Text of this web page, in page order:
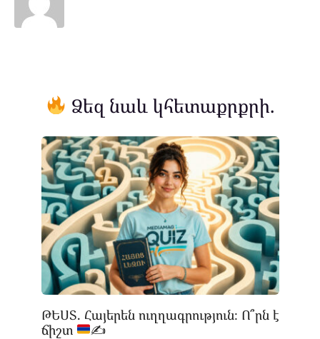
Ձեզ նաև կհետաքրքրի.
ԹԵՍՏ. Հայերեն ուղղագրություն։ Ո՞րն է
ճիշտ
✍